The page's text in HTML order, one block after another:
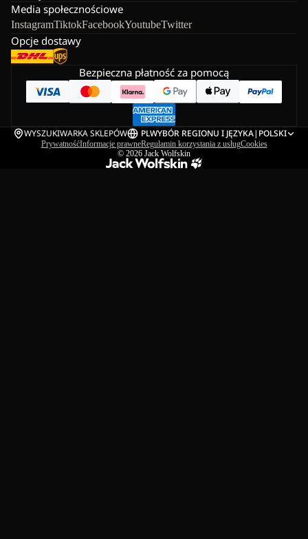
Media społecznościowe
InstagramTiktokFacebookYoutubeTwitter
Opcje dostawy
Bezpieczna płatność za pomocą
WYSZUKIWARKA SKLEPÓW PLWYBÓR REGIONU I JĘZYKA| POLSKI
PrywatnośćInformacje prawneRegulamin korzystania z usługCookies
© 2026 Jack Wolfskin